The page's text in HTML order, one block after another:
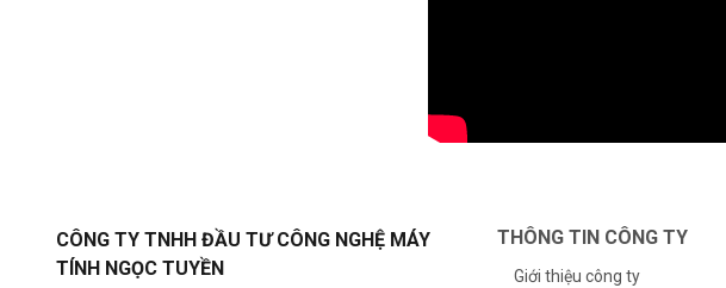
CÔNG TY TNHH ĐẦU TƯ CÔNG NGHỆ MÁY
TÍNH NGỌC TUYỀN
THÔNG TIN CÔNG TY
Giới thiệu công ty